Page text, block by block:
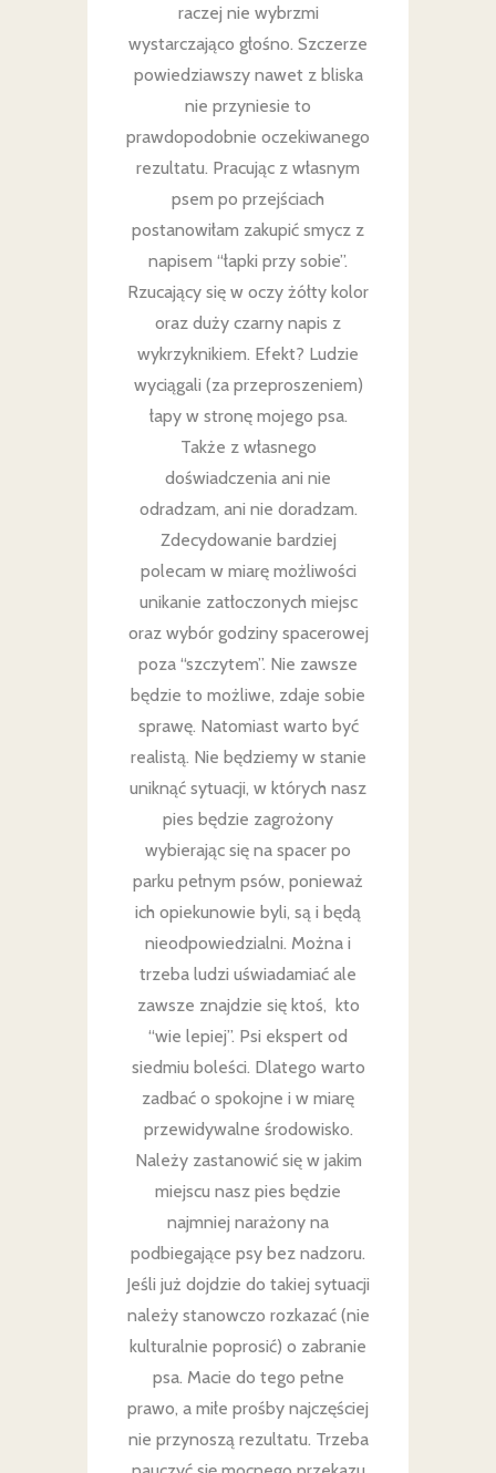
raczej nie wybrzmi
wystarczająco głośno. Szczerze
powiedziawszy nawet z bliska
nie przyniesie to
prawdopodobnie oczekiwanego
rezultatu. Pracując z własnym
psem po przejściach
postanowiłam zakupić smycz z
napisem “łapki przy sobie”.
Rzucający się w oczy żółty kolor
oraz duży czarny napis z
wykrzyknikiem. Efekt? Ludzie
wyciągali (za przeproszeniem)
łapy w stronę mojego psa.
Także z własnego
doświadczenia ani nie
odradzam, ani nie doradzam.
Zdecydowanie bardziej
polecam w miarę możliwości
unikanie zatłoczonych miejsc
oraz wybór godziny spacerowej
poza “szczytem”. Nie zawsze
będzie to możliwe, zdaje sobie
sprawę. Natomiast warto być
realistą. Nie będziemy w stanie
uniknąć sytuacji, w których nasz
pies będzie zagrożony
wybierając się na spacer po
parku pełnym psów, ponieważ
ich opiekunowie byli, są i będą
nieodpowiedzialni. Można i
trzeba ludzi uświadamiać ale
zawsze znajdzie się ktoś, kto
“wie lepiej”. Psi ekspert od
siedmiu boleści. Dlatego warto
zadbać o spokojne i w miarę
przewidywalne środowisko.
Należy zastanowić się w jakim
miejscu nasz pies będzie
najmniej narażony na
podbiegające psy bez nadzoru.
Jeśli już dojdzie do takiej sytuacji
należy stanowczo rozkazać (nie
kulturalnie poprosić) o zabranie
psa. Macie do tego pełne
prawo, a miłe prośby najczęściej
nie przynoszą rezultatu. Trzeba